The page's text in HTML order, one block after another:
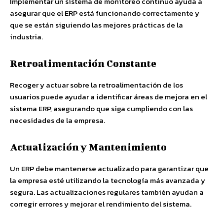
asegurar que el ERP está funcionando correctamente y
que se están siguiendo las mejores prácticas de la
industria.
Retroalimentación Constante
Recoger y actuar sobre la retroalimentación de los
usuarios puede ayudar a identificar áreas de mejora en el
sistema ERP, asegurando que siga cumpliendo con las
necesidades de la empresa.
Actualización y Mantenimiento
Un ERP debe mantenerse actualizado para garantizar que
la empresa esté utilizando la tecnología más avanzada y
segura. Las actualizaciones regulares también ayudan a
corregir errores y mejorar el rendimiento del sistema.